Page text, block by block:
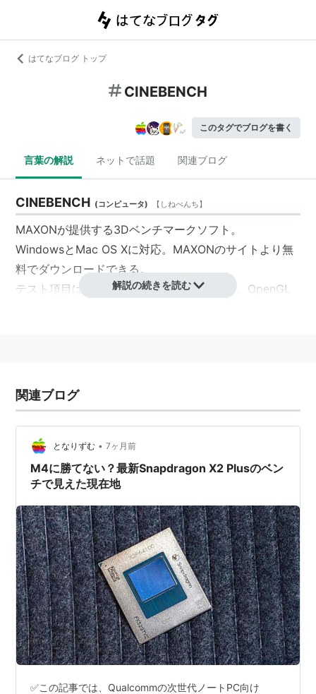
はてなブログ トップ
CINEBENCH
このタグでブログを書く
言葉の解説 ネットで話題 関連ブログ
CINEBENCH (コンピュータ) 【 しねべんち】
MAXONが提供する3Dベンチマークソフト。
WindowsとMac OS Xに対応。 MAXONのサイトより無
料でダウンロードできる。
テスト項目はOpenGLとCPUの2項目がある。OpenGL
関連語：シネベンチ
解説の続きを読む
関連ブログ
となりずむ • 7ヶ月前
M4に勝てない？最新Snapdragon X2 Plusのベン
チで見えた現在地
✅この記事では、Qualcommの次世代ノートPC向け